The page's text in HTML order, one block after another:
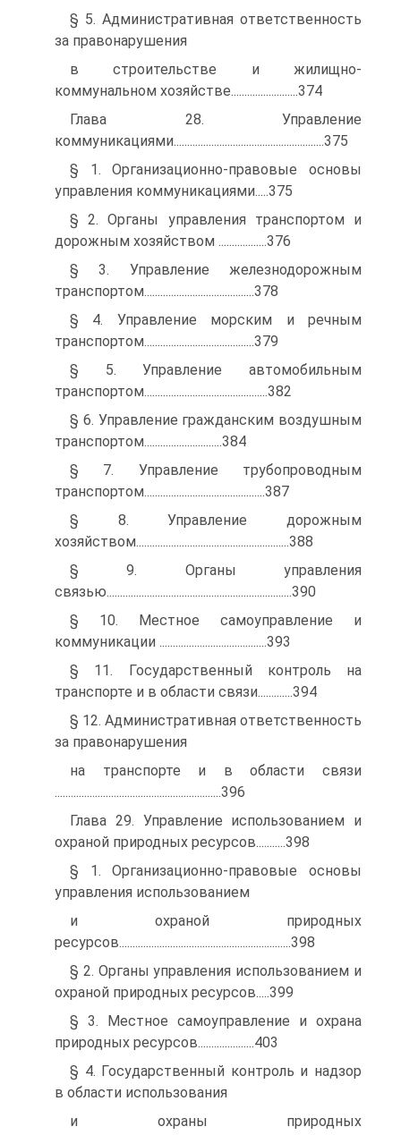
§ 5. Административная ответственность
за правонарушения
в строительстве и жилищно-
коммунальном хозяйстве.........................374
Глава 28. Управление
коммуникациями........................................................375
§ 1. Организационно-правовые основы
управления коммуникациями.....375
§ 2. Органы управления транспортом и
дорожным хозяйством ..................376
§ 3. Управление железнодорожным
транспортом.........................................378
§ 4. Управление морским и речным
транспортом.........................................379
§ 5. Управление автомобильным
транспортом..............................................382
§ 6. Управление гражданским воздушным
транспортом.............................384
§ 7. Управление трубопроводным
транспортом.............................................387
§ 8. Управление дорожным
хозяйством.........................................................388
§ 9. Органы управления
связью.....................................................................390
§ 10. Местное самоуправление и
коммуникации ........................................393
§ 11. Государственный контроль на
транспорте и в области связи.............394
§ 12. Административная ответственность
за правонарушения
на транспорте и в области связи
..............................................................396
Глава 29. Управление использованием и
охраной природных ресурсов...........398
§ 1. Организационно-правовые основы
управления использованием
и охраной природных
ресурсов................................................................398
§ 2. Органы управления использованием и
охраной природных ресурсов.....399
§ 3. Местное самоуправление и охрана
природных ресурсов.....................403
§ 4. Государственный контроль и надзор
в области использования
и охраны природных